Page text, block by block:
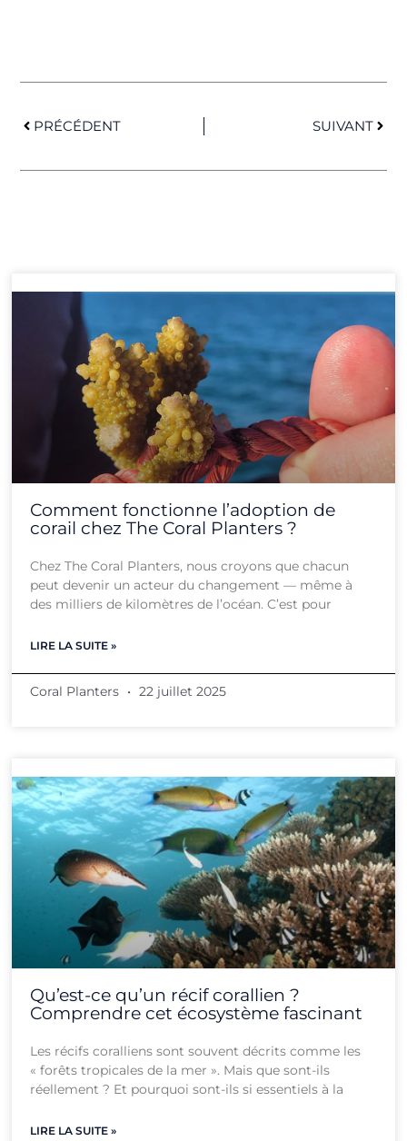
PRÉCÉDENT SUIVANT
Comment fonctionne l’adoption de
corail chez The Coral Planters ?
Chez The Coral Planters, nous croyons que chacun
peut devenir un acteur du changement — même à
des milliers de kilomètres de l’océan. C’est pour
LIRE LA SUITE »
Coral Planters 22 juillet 2025
Qu’est-ce qu’un récif corallien ?
Comprendre cet écosystème fascinant
Les récifs coralliens sont souvent décrits comme les
« forêts tropicales de la mer ». Mais que sont-ils
réellement ? Et pourquoi sont-ils si essentiels à la
LIRE LA SUITE »